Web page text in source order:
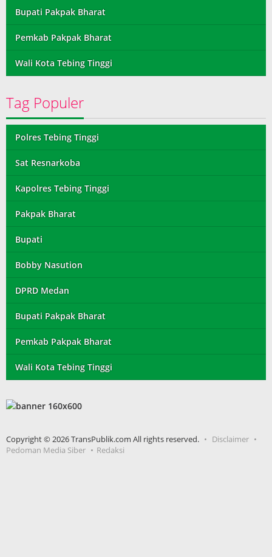
Bupati Pakpak Bharat
Pemkab Pakpak Bharat
Wali Kota Tebing Tinggi
Tag Populer
Polres Tebing Tinggi
Sat Resnarkoba
Kapolres Tebing Tinggi
Pakpak Bharat
Bupati
Bobby Nasution
DPRD Medan
Bupati Pakpak Bharat
Pemkab Pakpak Bharat
Wali Kota Tebing Tinggi
Copyright © 2026 TransPublik.com All rights reserved.
Disclaimer
Pedoman Media Siber
Redaksi